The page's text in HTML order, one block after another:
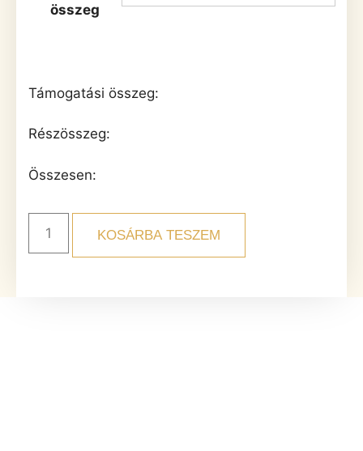
összeg
Támogatási összeg:
Részösszeg:
Összesen:
KOSÁRBA TESZEM